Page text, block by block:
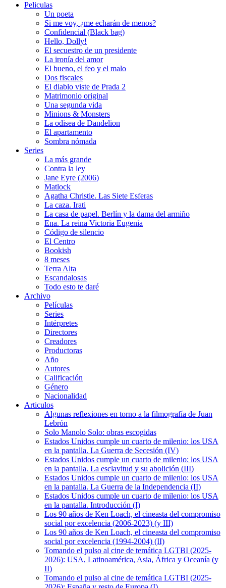
Peliculas
Un poeta
Si me voy, ¿me echarán de menos?
Confidencial (Black bag)
Hello, Dolly!
El secuestro de un presidente
La ironía del amor
El bueno, el feo y el malo
Dos fiscales
El diablo viste de Prada 2
Matrimonio original
Una segunda vida
Minions & Monsters
La odisea de Dandelion
El apartamento
Sombra nómada
Series
La más grande
Contra la ley
Jane Eyre (2006)
Matlock
Agatha Christie. Las Siete Esferas
La caza. Irati
La casa de papel. Berlín y la dama del armiño
Ena. La reina Victoria Eugenia
Código de silencio
El Centro
Bookish
8 meses
Terra Alta
Escandalosas
Todo esto te daré
Archivo
Películas
Series
Intérpretes
Directores
Creadores
Productoras
Año
Autores
Calificación
Género
Nacionalidad
Articulos
Algunas reflexiones en torno a la filmografía de Juan
Lebrón
Solo Manolo Solo: obras escogidas
Estados Unidos cumple un cuarto de milenio: los USA
en la pantalla. La Guerra de Secesión (IV)
Estados Unidos cumple un cuarto de milenio: los USA
en la pantalla. La esclavitud y su abolición (III)
Estados Unidos cumple un cuarto de milenio: los USA
en la pantalla. La Guerra de la Independencia (II)
Estados Unidos cumple un cuarto de milenio: los USA
en la pantalla. Introducción (I)
Los 90 años de Ken Loach, el cineasta del compromiso
social por excelencia (2006-2023) (y III)
Los 90 años de Ken Loach, el cineasta del compromiso
social por excelencia (1994-2004) (II)
Tomando el pulso al cine de temática LGTBI (2025-
2026): USA, Latinoamérica, Asia, África y Oceanía (y
II)
Tomando el pulso al cine de temática LGTBI (2025-